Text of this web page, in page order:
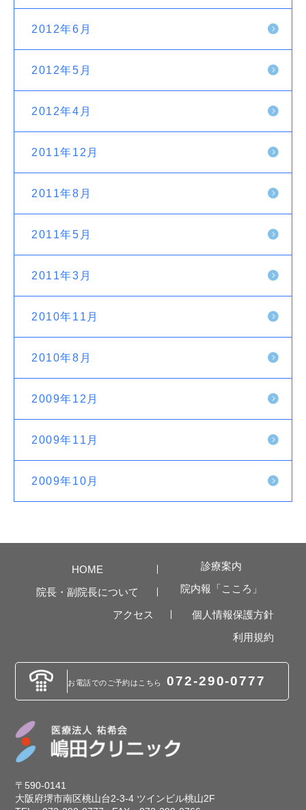
2012年6月
2012年5月
2012年4月
2011年12月
2011年8月
2011年5月
2011年3月
2010年11月
2010年8月
2009年12月
2009年11月
2009年10月
お電話でのご予約は こちら 072-290-0777
HOME 診療案内
院長・副院長について 院内報「こころ」
アクセス
個人情報保護方針
利用規約
〒590-0141
大阪府堺市南区桃山台2-3-4 ツインビル桃山2F